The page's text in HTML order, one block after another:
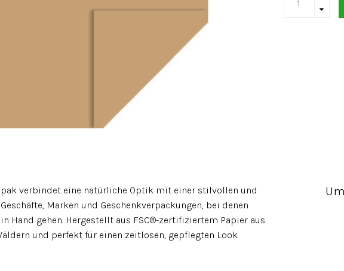
verbindet eine natürliche Optik mit einer stilvollen und
Marken und Geschenkverpackungen, bei denen
Hand gehen. Hergestellt aus FSC®-zertifiziertem Papier aus
und perfekt für einen zeitlosen, gepflegten Look.